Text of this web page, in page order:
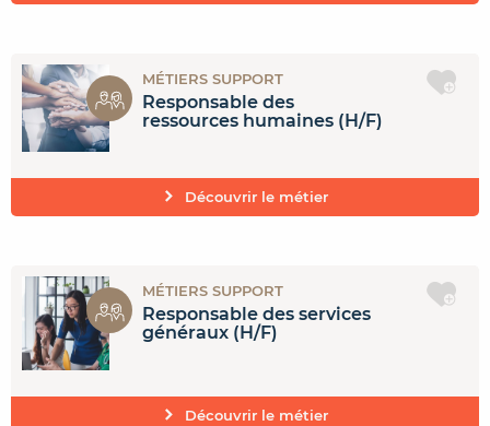
MÉTIERS SUPPORT
Responsable des
ressources humaines (H/F)
Découvrir le métier
MÉTIERS SUPPORT
Responsable des services
généraux (H/F)
Découvrir le métier